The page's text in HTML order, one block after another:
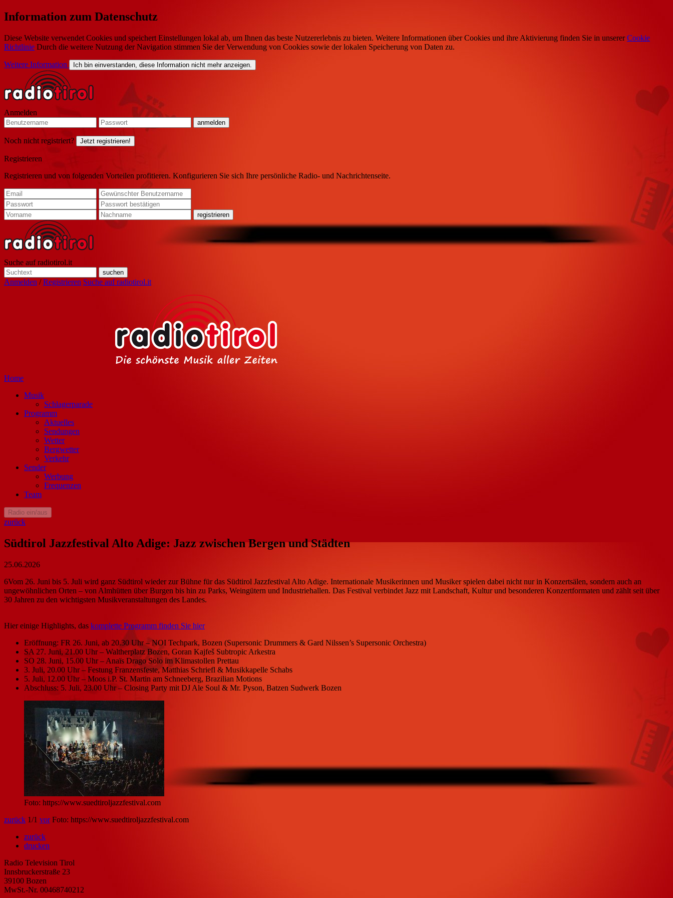
Information zum Datenschutz
Diese Website verwendet Cookies und speichert Einstellungen lokal ab, um Ihnen das beste Nutzererlebnis zu bieten. Weitere Informationen über Cookies und ihre Aktivierung finden Sie in unsererCookie
Richtlinie Durch die weitere Nutzung der Navigation stimmen Sie der Verwendung von Cookies sowie der lokalen Speicherung von Daten zu.
Weitere Information Ich bin einverstanden, diese Information nicht mehr anzeigen.
Anmelden
Noch nicht registriert? Jetzt registrieren!
Registrieren
Registrieren und von folgenden Vorteilen profitieren. Konfigurieren Sie sich Ihre persönliche Radio- und Nachrichtenseite.
Suche auf radiotirol.it
Anmelden /Registrieren Suche auf radiotirol.it
Home
Musik
Schlagerparade
Programm
Aktuelles
Sendungen
Wetter
Bergwetter
Verkehr
Sender
Werbung
Frequenzen
Team
Radio ein/aus
zurück
Südtirol Jazzfestival Alto Adige: Jazz zwischen Bergen und Städten
25.06.2026
6Vom 26. Juni bis 5. Juli wird ganz Südtirol wieder zur Bühne für das Südtirol Jazzfestival Alto Adige. Internationale Musikerinnen und Musiker spielen dabei nicht nur in Konzertsälen, sondern auch an
ungewöhnlichen Orten – von Almhütten über Burgen bis hin zu Parks, Weingütern und Industriehallen. Das Festival verbindet Jazz mit Landschaft, Kultur und besonderen Konzertformaten und zählt seit über
30 Jahren zu den wichtigsten Musikveranstaltungen des Landes.
Hier einige Highlights, das komplette Programm finden Sie hier
Eröffnung: FR 26. Juni, ab 20.30 Uhr – NOI Techpark, Bozen (Supersonic Drummers & Gard Nilssen’s Supersonic Orchestra)
SA 27. Juni, 21.00 Uhr – Waltherplatz Bozen, Goran Kajfeš Subtropic Arkestra
SO 28. Juni, 15.00 Uhr – Anaïs Drago Solo im Klimastollen Prettau
3. Juli, 20.00 Uhr – Festung Franzensfeste, Matthias Schriefl & Musikkapelle Schabs
5. Juli, 12.00 Uhr – Moos i.P. St. Martin am Schneeberg, Brazilian Motions
Abschluss: 5. Juli, 23.00 Uhr – Closing Party mit DJ Ale Soul & Mr. Pyson, Batzen Sudwerk Bozen
Foto: https://www.suedtiroljazzfestival.com
zurück 1/1 vor Foto: https://www.suedtiroljazzfestival.com
zurück
drucken
Radio Television Tirol
Innsbruckerstraße 23
39100 Bozen
MwSt.-Nr. 00468740212